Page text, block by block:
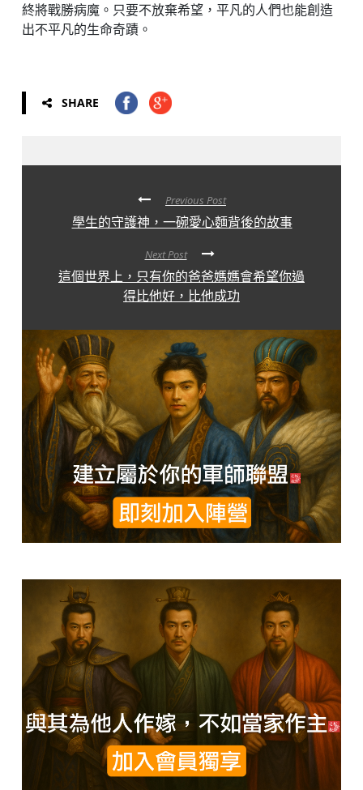
終將戰勝病魔。只要不放棄希望，平凡的人們也能創造
出不平凡的生命奇蹟。
SHARE
Previous Post
學生的守護神，一碗愛心麵背後的故事
Next Post
這個世界上，只有你的爸爸媽媽會希望你過
得比他好，比他成功